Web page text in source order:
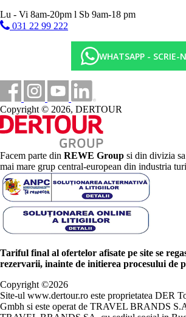
Lu - Vi 8am-20pm l Sb 9am-18 pm
031 22 99 222
WHATSAPP - SCRIE-
Copyright © 2026, DERTOUR
Facem parte din REWE Group si din divizia sa
mai mare grup central-european din industria
Tariful final al ofertelor afisate pe site se
rezervarii, inainte de initierea procesului de
Copyright ©2026
Site-ul www.dertour.ro este proprietatea DER
Gmbh si este operat de TRAVEL BRANDS